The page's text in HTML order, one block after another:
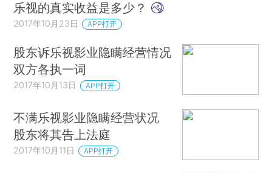
乐视的真实收益是多少？
2017年10月23日 APP打开
股东诉乐视影业隐瞒经营情况
双方各执一词
2017年10月13日 APP打开
不满乐视影业隐瞒经营状况
股东将其告上法庭
2017年10月11日 APP打开